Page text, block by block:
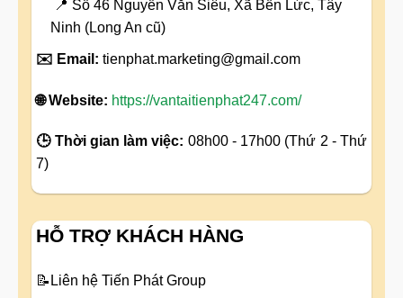
📍 Số 46 Nguyễn Văn Siêu, Xã Bến Lức, Tây
Ninh (Long An cũ)
✉️ Email: tienphat.marketing@gmail.com
🌐 Website: https://vantaitienphat247.com/
🕒 Thời gian làm việc: 08h00 - 17h00 (Thứ 2 - Thứ
7)
HỖ TRỢ KHÁCH HÀNG
📝 Liên hệ Tiến Phát Group